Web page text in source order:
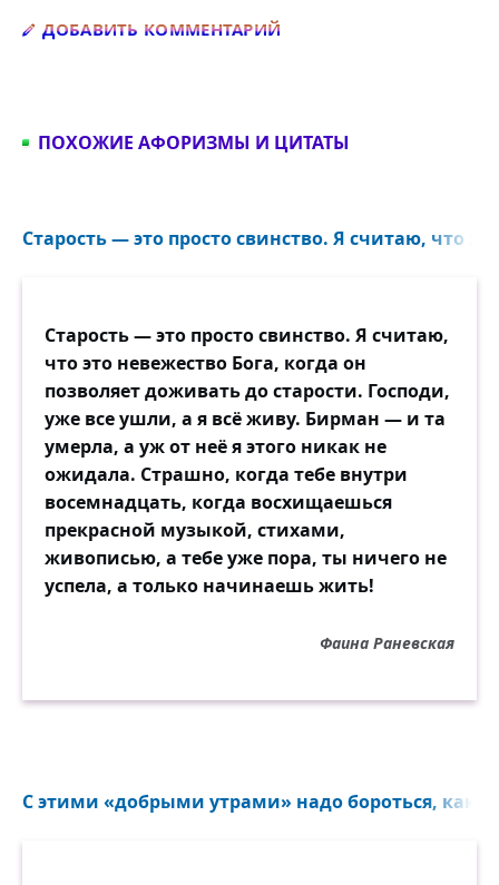
ДОБАВИТЬ КОММЕНТАРИЙ
ПОХОЖИЕ АФОРИЗМЫ И ЦИТАТЫ
Старость — это просто свинство. Я считаю, что
Старость — это просто свинство. Я считаю,
что это невежество Бога, когда он
позволяет доживать до старости. Господи,
уже все ушли, а я всё живу. Бирман — и та
умерла, а уж от неё я этого никак не
ожидала. Страшно, когда тебе внутри
восемнадцать, когда восхищаешься
прекрасной музыкой, стихами,
живописью, а тебе уже пора, ты ничего не
успела, а только начинаешь жить!
Фаина Раневская
С этими «добрыми утрами» надо бороться, как с